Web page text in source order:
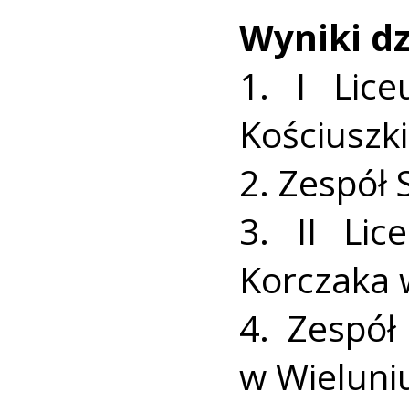
Wyniki
1. I
2. Zespół
3. II
Korczaka
4.
w